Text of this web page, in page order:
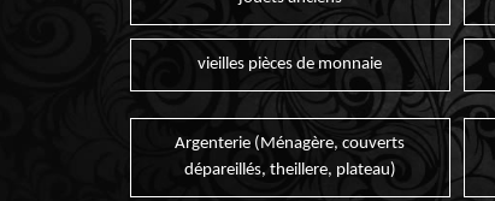
vieilles pièces de monnaie
Argenterie (Ménagère, couverts
dépareillés, theillere, plateau)